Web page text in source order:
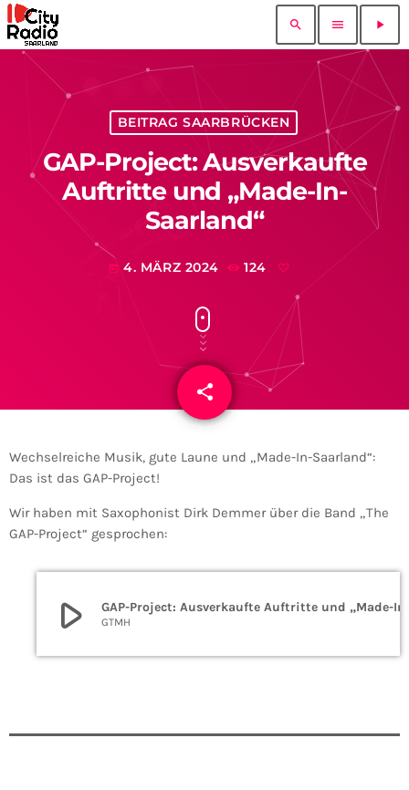
search menu play_arrow
BEITRAG SAARBRÜCKEN
GAP-Project: Ausverkaufte
Auftritte und „Made-In-
Saarland“
today 4. MÄRZ 2024 124
share
email
Wechselreiche Musik, gute Laune und „Made-In-Saarland“:
Das ist das GAP-Project!
Wir haben mit Saxophonist Dirk Demmer über die Band „The
GAP-Project“ gesprochen:
play_arrow GTMH